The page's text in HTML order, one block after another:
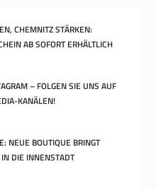
CHEMNITZ STÄRKEN:
AB SOFORT ERHÄLTLICH
– FOLGEN SIE UNS AUF
KANÄLEN!
NEUE BOUTIQUE BRINGT
DIE INNENSTADT